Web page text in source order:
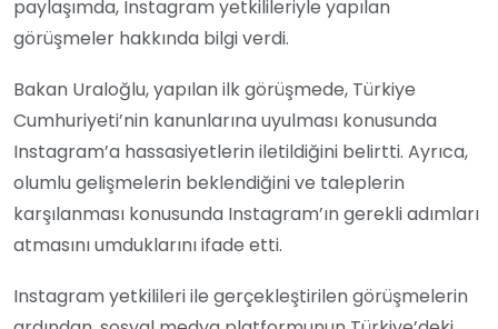
paylaşımda, Instagram yetkilileriyle yapılan
görüşmeler hakkında bilgi verdi.
Bakan Uraloğlu, yapılan ilk görüşmede, Türkiye
Cumhuriyeti’nin kanunlarına uyulması konusunda
Instagram’a hassasiyetlerin iletildiğini belirtti. Ayrıca,
olumlu gelişmelerin beklendiğini ve taleplerin
karşılanması konusunda Instagram’ın gerekli adımları
atmasını umduklarını ifade etti.
Instagram yetkilileri ile gerçekleştirilen görüşmelerin